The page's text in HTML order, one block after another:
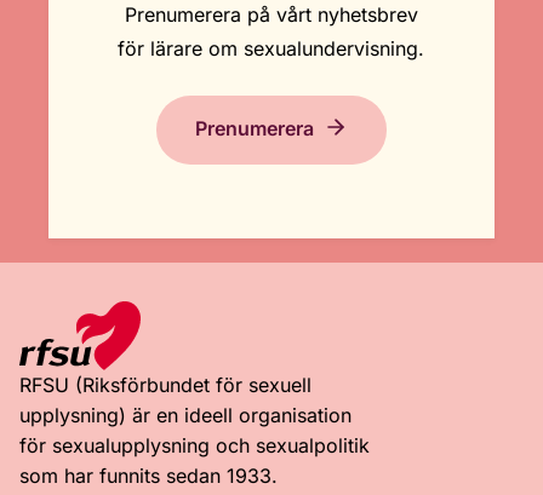
Prenumerera på vårt nyhetsbrev
för lärare om sexualundervisning.
Prenumerera
RFSU (Riksförbundet för sexuell
upplysning) är en ideell organisation
för sexualupplysning och sexualpolitik
som har funnits sedan 1933.